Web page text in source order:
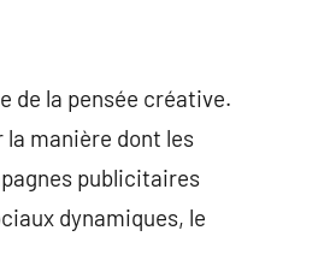
de la pensée créative.
manière dont les
publicitaires
dynamiques, le